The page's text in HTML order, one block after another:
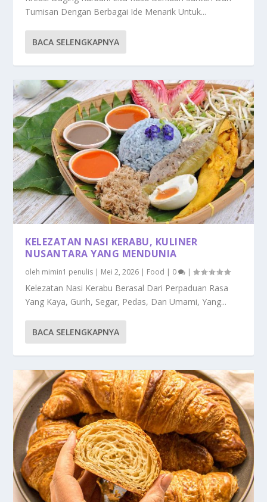
Tumisan Dengan Berbagai Ide Menarik Untuk...
BACA SELENGKAPNYA
KELEZATAN NASI KERABU, KULINER
NUSANTARA YANG MENDUNIA
oleh mimin1 penulis | Mei 2, 2026 | Food | 0 |
Kelezatan Nasi Kerabu Berasal Dari Perpaduan Rasa
Yang Kaya, Gurih, Segar, Pedas, Dan Umami, Yang...
BACA SELENGKAPNYA